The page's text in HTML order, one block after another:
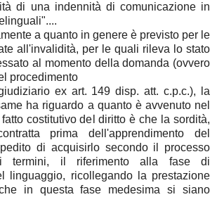
di una indennità di comunicazione in
a quanto in genere è previsto per le
all'invalidità, per le quali rileva lo stato
al momento della domanda (ovvero
procedimento
ex art. 149 disp. att. c.p.c.), la
ha riguardo a quanto è avvenuto nel
costitutivo del diritto è che la sordità,
prima dell'apprendimento del
di acquisirlo secondo il processo
termini, il riferimento alla fase di
linguaggio, ricollegando la prestazione
in questa fase medesima si siano